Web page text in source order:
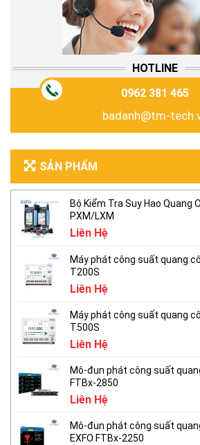
HOTLINE
0962 381 465
badanh@tm-
SẢN PHẨM
Bộ Kiểm Tra Suy Hao Quang
PXM/LXM
Liên Hệ
Máy phát công suất quang
T200S
Liên Hệ
Máy phát công suất quang
T500S
Liên Hệ
Mô-đun phát công suất
FTBx-2850
Liên Hệ
Mô-đun phát công suất
EXFO FTBx-2250